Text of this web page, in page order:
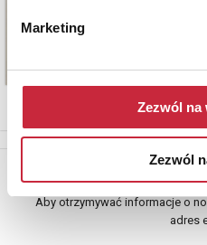
Marketing
Zezwól na
Zezwól
Aby otrzymywać informacje o
adres